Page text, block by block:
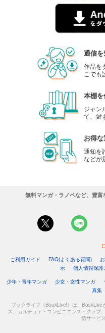
通信を
作品を
こでも
本棚を
ジャン
て、鍵
お得な
通知を
などが
無料マンガ・ラノベなど、豊富
ご利用ガイド FAQ(よくある質問)
示
個人情報保護
少年・青年マンガ
少女・女性マンガ
真集
ブックライブ（BookLive!）は、
ス、カルチュア・コンビニエンス・クラブ
信サービ